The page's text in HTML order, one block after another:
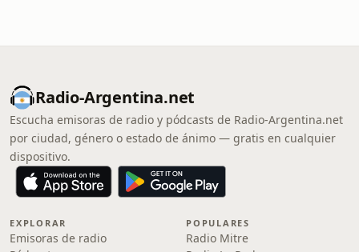
Radio-Argentina.net
Escucha emisoras de radio y pódcasts de Radio-Argentina.net
por ciudad, género o estado de ánimo — gratis en cualquier
dispositivo.
EXPLORAR
Emisoras de radio
POPULARES
Radio Mitre